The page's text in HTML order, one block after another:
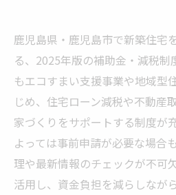
鹿児島県・鹿児島市で新築住宅
る、2025年版の補助金・減税
もエコすまい支援事業や地域型
じめ、住宅ローン減税や不動産
家づくりをサポートする制度が
よっては事前申請が必要な場合
理や最新情報のチェックが不可
活用し、資金負担を減らしなが